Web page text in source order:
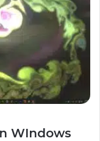
WIndows